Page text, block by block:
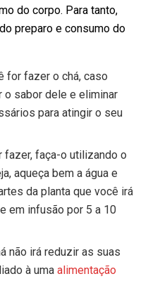
do corpo. Para tanto,
preparo e consumo do
for fazer o chá, caso
o sabor dele e eliminar
para atingir o seu
fazer, faça-o utilizando o
aqueça bem a água e
da planta que você irá
em infusão por 5 a 10
não irá reduzir as suas
à uma alimentação